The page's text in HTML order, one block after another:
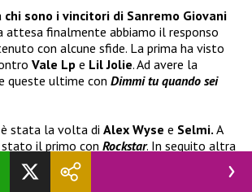
chi sono i vincitori di Sanremo Giovani
attesa finalmente abbiamo il responso
con alcune sfide. La prima ha visto
Vale Lp e Lil Jolie. Ad avere la
queste ultime con Dimmi tu quando sei
è stata la volta di Alex Wyse e Selmi. A
il primo con Rockstar. In seguito altra
Angelica Bove
il cantante con
. Infine spazio